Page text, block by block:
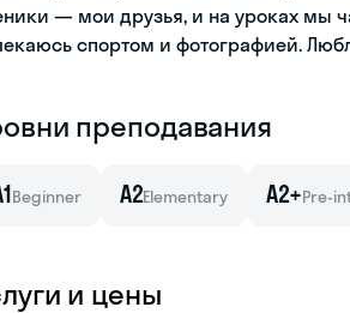
— мои друзья, и на уроках мы
спортом и фотографией.
преподавания
Beginner A2Elementary A2+Pre-
и цены